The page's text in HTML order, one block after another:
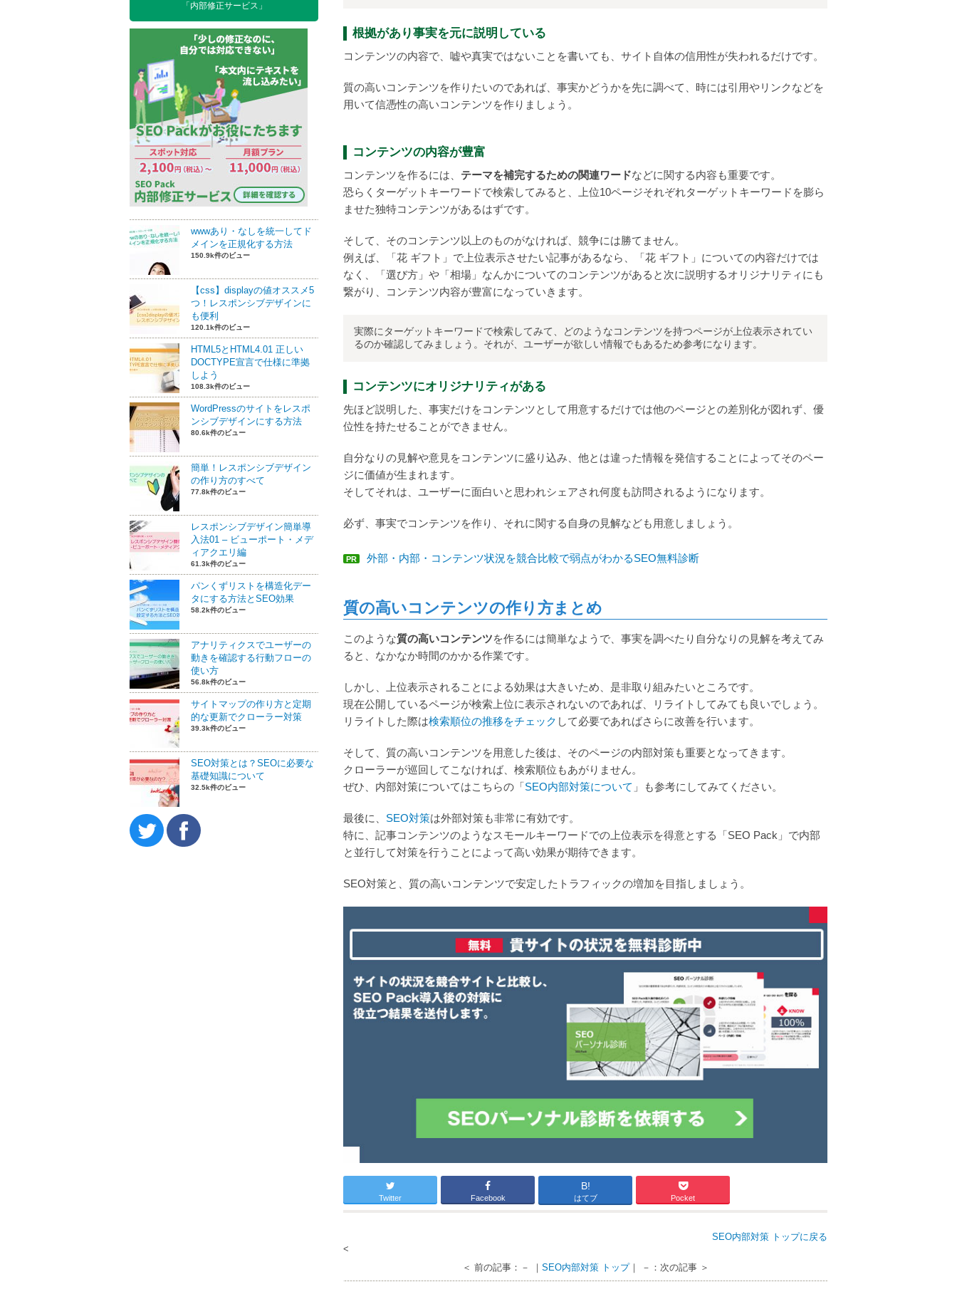
根拠があり事実を元に説明している
コンテンツの内容で、嘘や真実ではないことを書いても、サイト自体の信用性が失われるだけです。
質の高いコンテンツを作りたいのであれば、事実かどうかを先に調べて、時には引用やリンクなどを
用いて信憑性の高いコンテンツを作りましょう。
コンテンツの内容が豊富
コンテンツを作るには、 テーマを補完するための関連ワードなどに関する内容も重要です。
恐らくターゲットキーワードで検索してみると、上位10ページそれぞれターゲットキーワードを膨ら
ませた独特コンテンツがあるはずです。
そして、そのコンテンツ以上のものがなければ、競争には勝てません。
例えば、「花 ギフト」で上位表示させたい記事があるなら、「花 ギフト」についての内容だけでは
なく、「選び方」や「相場」なんかについてのコンテンツがあると次に説明するオリジナリティにも
繋がり、コンテンツ内容が豊富になっていきます。
実際にターゲットキーワードで検索してみて、どのようなコンテンツを持つページが上位表示されてい
るのか確認してみましょう。それが、ユーザーが欲しい情報でもあるため参考になります。
コンテンツにオリジナリティがある
先ほど説明した、事実だけをコンテンツとして用意するだけでは他のページとの差別化が図れず、優
位性を持たせることができません。
自分なりの見解や意見をコンテンツに盛り込み、他とは違った情報を発信することによってそのペー
ジに価値が生まれます。
そしてそれは、ユーザーに面白いと思われシェアされ何度も訪問されるようになります。
必ず、事実でコンテンツを作り、それに関する自身の見解なども用意しましょう。
PR 外部・内部・コンテンツ状況を競合比較で弱点がわかるSEO無料診断
質の高いコンテンツの作り方まとめ
このような質の高いコンテンツを作るには簡単なようで、事実を調べたり自分なりの見解を考えてみ
ると、なかなか時間のかかる作業です。
しかし、上位表示されることによる効果は大きいため、是非取り組みたいところです。
現在公開しているページが検索上位に表示されないのであれば、リライトしてみても良いでしょう。
リライトした際は検索順位の推移をチェック して必要であればさらに改善を行います。
そして、質の高いコンテンツを用意した後は、そのページの内部対策も重要となってきます。
クローラーが巡回してこなければ、検索順位もあがりません。
ぜひ、内部対策についてはこちらの「SEO内部対策について 」も参考にしてみてください。
最後に、 SEO対策は外部対策も非常に有効です。
特に、記事コンテンツのようなスモールキーワードでの上位表示を得意とする「SEO Pack」で内部
と並行して対策を行うことによって高い効果が期待できます。
SEO対策と、質の高いコンテンツで安定したトラフィックの増加を目指しましょう。
Twitter Facebook
B!
はてブ Pocket
SEO内部対策 トップに戻る
<
＜ 前の記事：－ ｜ SEO内部対策 トップ｜ －：次の記事 ＞
「内部修正サービス」
wwwあり・なしを統一してド
メインを正規化する方法
150.9k件のビュー
【css】displayの値オススメ5
つ！レスポンシブデザインに
も便利
120.1k件のビュー
HTML5とHTML4.01 正しい
DOCTYPE宣言で仕様に準拠
しよう
108.3k件のビュー
WordPressのサイトをレスポ
ンシブデザインにする方法
80.6k件のビュー
簡単！レスポンシブデザイン
の作り方のすべて
77.8k件のビュー
レスポンシブデザイン簡単導
入法01 – ビューポート・メデ
ィアクエリ編
61.3k件のビュー
パンくずリストを構造化デー
タにする方法とSEO効果
58.2k件のビュー
アナリティクスでユーザーの
動きを確認する行動フローの
使い方
56.8k件のビュー
サイトマップの作り方と定期
的な更新でクローラー対策
39.3k件のビュー
SEO対策とは？SEOに必要な
基礎知識について
32.5k件のビュー